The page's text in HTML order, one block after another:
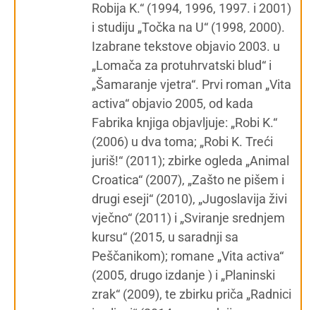
Robija K.“ (1994, 1996, 1997. i 2001)
i studiju „Točka na U“ (1998, 2000).
Izabrane tekstove objavio 2003. u
„Lomača za protuhrvatski blud“ i
„Šamaranje vjetra“. Prvi roman „Vita
activa“ objavio 2005, od kada
Fabrika knjiga objavljuje: „Robi K.“
(2006) u dva toma; „Robi K. Treći
juriš!“ (2011); zbirke ogleda „Animal
Croatica“ (2007), „Zašto ne pišem i
drugi eseji“ (2010), „Jugoslavija živi
vječno“ (2011) i „Sviranje srednjem
kursu“ (2015, u saradnji sa
Peščanikom); romane „Vita activa“
(2005, drugo izdanje ) i „Planinski
zrak“ (2009), te zbirku priča „Radnici